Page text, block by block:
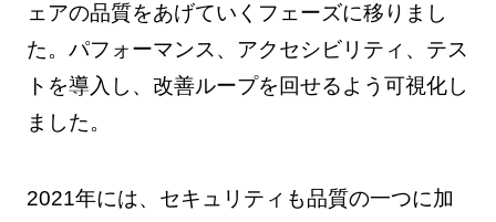
ェアの品質をあげていくフェーズに移りまし
た。パフォーマンス、アクセシビリティ、テス
トを導入し、改善ループを回せるよう可視化し
ました。
2021年には、セキュリティも品質の一つに加